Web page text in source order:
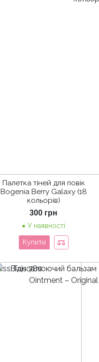
Палетка тіней для повік
Bogenia Berry Galaxy (18
кольорів)
300 грн
У наявності
Купити